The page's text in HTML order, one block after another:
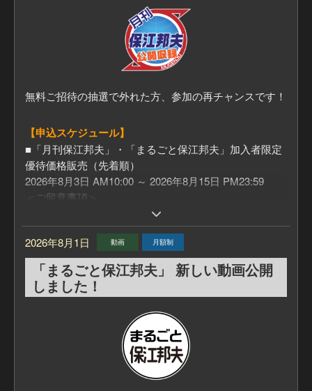
無料ご招待の抽選で外れた方、参加の再チャンスです！
【申込スケジュール】
■「月刊保江邦夫」・「まるごと保江邦夫」加入者限定
優待価格販売（先着順）
2026年8月3日 AM10:00 ～ 2026年8月15日 PM23:59
＜ご留意事項＞
お一人一口のお申込みとなります。
■一般販売
※残席が残っている場合に限ります。
2026年8月16日 AM10:00
う場合がございます。
その際は、HP、SNS・メール等でご案内いたします。
「月刊保江邦夫」公開収録では、「生」の保江さんのお
話が聞けることはもちろん、
2026年8月1日 動画 月額制
「まるごと保江邦夫」 新しい動画公開
しました！